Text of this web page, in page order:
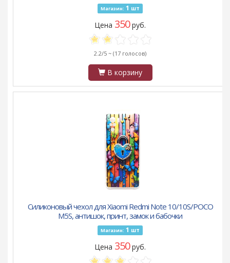
Магазин: 1 шт
Цена 350руб.
2.2/5 ~ (17 голосов)
В корзину
Силиконовый чехол для Xiaomi Redmi Note 10/10S/POCO
M5S, антишок, принт, замок и бабочки
Магазин: 1 шт
Цена 350руб.